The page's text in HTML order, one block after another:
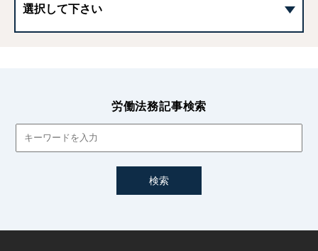
36協定とは？時間外労働の上限規制や罰則、新様式の協定
労働法務記事検索